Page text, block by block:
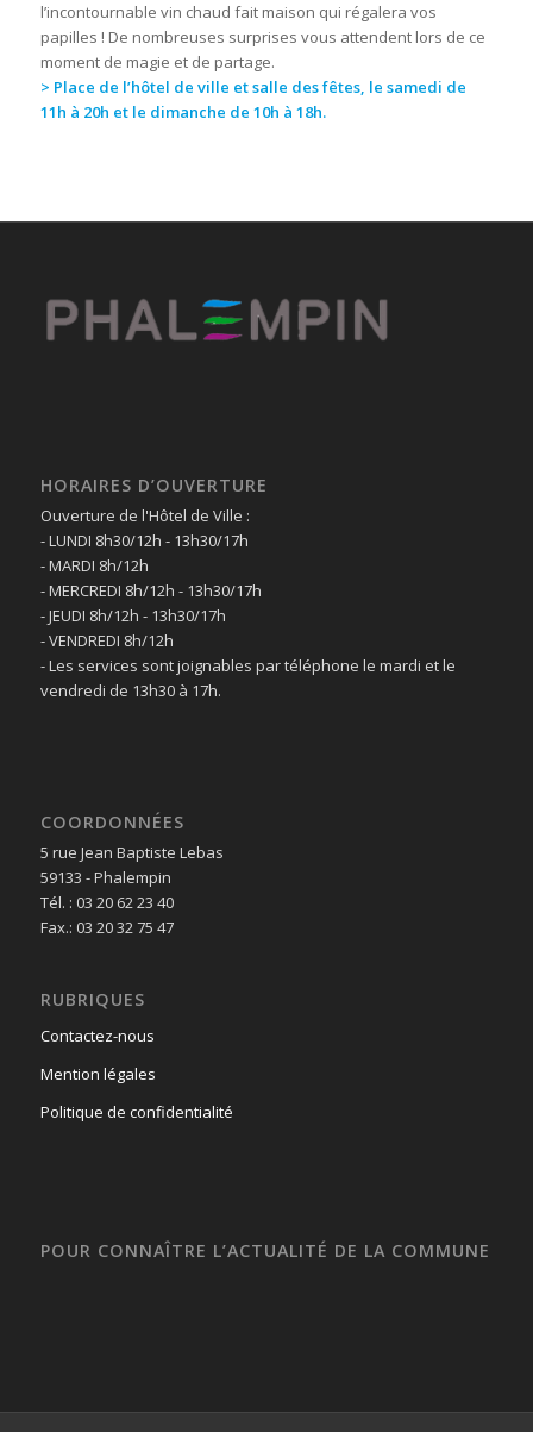
l’incontournable vin chaud fait maison qui régalera vos
papilles ! De nombreuses surprises vous attendent lors de ce
moment de magie et de partage.
> Place de l’hôtel de ville et salle des fêtes, le samedi de
11h à 20h et le dimanche de 10h à 18h.
HORAIRES D’OUVERTURE
Ouverture de l'Hôtel de Ville :
- LUNDI 8h30/12h - 13h30/17h
- MARDI 8h/12h
- MERCREDI 8h/12h - 13h30/17h
- JEUDI 8h/12h - 13h30/17h
- VENDREDI 8h/12h
- Les services sont joignables par téléphone le mardi et le
vendredi de 13h30 à 17h.
COORDONNÉES
5 rue Jean Baptiste Lebas
59133 - Phalempin
Tél. : 03 20 62 23 40
Fax.: 03 20 32 75 47
RUBRIQUES
Contactez-nous
Mention légales
Politique de confidentialité
POUR CONNAÎTRE L’ACTUALITÉ DE LA COMMUNE